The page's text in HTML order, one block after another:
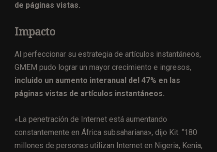
de páginas vistas.
Impacto
Al perfeccionar su estrategia de artículos instantáneos,
GMEM pudo lograr un mayor crecimiento e ingresos,
incluido un aumento interanual del 47% en las
páginas vistas de artículos instantáneos.
«La penetración de Internet está aumentando
constantemente en África subsahariana», dijo Kit. “180
millones de personas utilizan Internet en Nigeria, Kenia,